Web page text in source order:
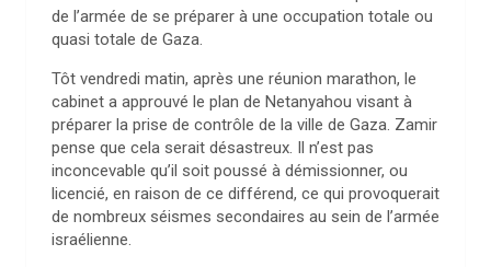
de l’armée de se préparer à une occupation totale ou
quasi totale de Gaza.
Tôt vendredi matin, après une réunion marathon, le
cabinet a approuvé le plan de Netanyahou visant à
préparer la prise de contrôle de la ville de Gaza. Zamir
pense que cela serait désastreux. Il n’est pas
inconcevable qu’il soit poussé à démissionner, ou
licencié, en raison de ce différend, ce qui provoquerait
de nombreux séismes secondaires au sein de l’armée
israélienne.